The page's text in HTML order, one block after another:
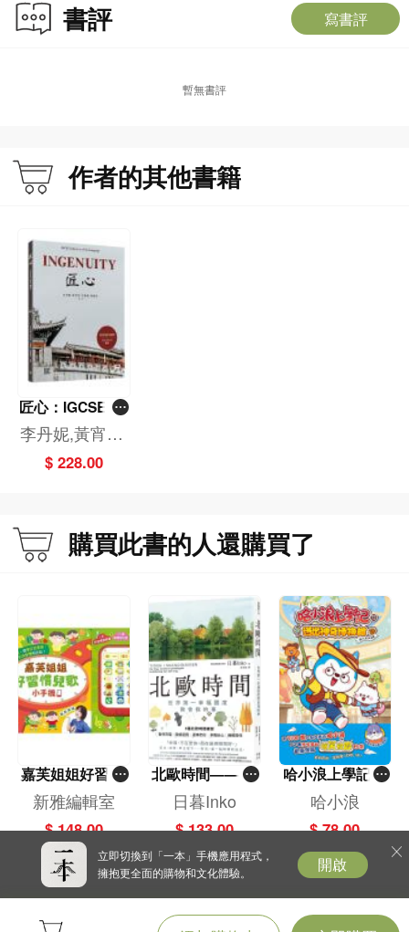
课文5 文学作品——诗歌
杜甫《严郑公宅同咏竹》 082
艾米莉·狄金森《如果我不曾见过太阳》 085
课文1 描写/记叙文
萧红《手》 098
课文3 议论/思想批判
吴俊德《“以眼还眼，以牙还牙”——应报符合公平正义吗？》 120
罗翔《死刑应当被废除吗？》 120
马拉拉《马拉拉联合国演讲稿》 121
课文4 文言文
刘基《蜀贾》（《郁离子》卷二） 124
课文5 文学作品——短篇小说
4 环境与人 142
课文1 描写/记叙文
李广田《野店》 144
课文3 议论/思想批判
瑞秋·露易丝·卡森《另外的道路》 161
老舍《龙须沟》 174
5 科技想象 186
课文1 描写/记叙文
西西《你遇到了什么麻烦？》 188
人工智能在中国 194
刘慈欣《在时间之河的另一端》 201
课文4 文言文
宋应星《天工开物》序 207
课文5 文学作品——长篇小说
儒勒·凡尔纳《巴比康主席的报告》 212
書評 寫書評
暫無書評
作者的其他書籍
匠心：IGCSE 05
09課本（繁體
版）
李丹妮,黃宵雯,
呂雅俐
$ 228.00
購買此書的人還購買了
嘉芙姐姐好習慣
兒歌小手機
新雅編輯室
$ 148.00
北歐時間——世
界第一幸福國度
教會我的事
日暮Inko
$ 133.00
哈小浪上學記(1
3)——逃出神奇
博物館
哈小浪
$ 78.00
立即切換到「一本」手機應用程式，
擁抱更全面的購物和文化體驗。
開啟